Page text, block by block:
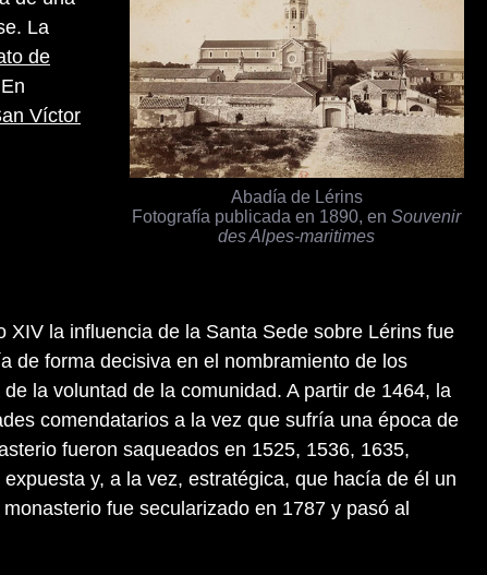
La
de
Víctor
Abadía de Lérins
Fotografía publicada en 1890, enSouvenir
des Alpes-maritimes
XIV la influencia de la Santa Sede sobre Lérins fue
de forma decisiva en el nombramiento de los
la voluntad de la comunidad. A partir de 1464, la
comendatarios a la vez que sufría una época de
fueron saqueados en 1525, 1536, 1635,
y, a la vez, estratégica, que hacía de él un
fue secularizado en 1787 y pasó al